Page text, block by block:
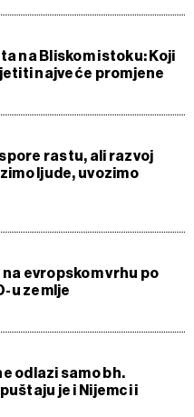
na Bliskom istoku: Koji
najveće promjene
rastu, ali razvoj
ljude, uvozimo
evropskom vrhu po
u zemlje
odlazi samo bh.
je i Nijemci i